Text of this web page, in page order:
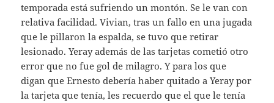
temporada está sufriendo un montón. Se le van con
relativa facilidad. Vivian, tras un fallo en una jugada
que le pillaron la espalda, se tuvo que retirar
lesionado. Yeray además de las tarjetas cometió otro
error que no fue gol de milagro. Y para los que
digan que Ernesto debería haber quitado a Yeray por
la tarjeta que tenía, les recuerdo que el que le tenía